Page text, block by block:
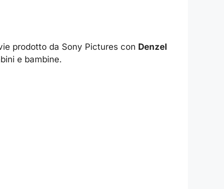
prodotto da Sony Pictures con Denzel
e bambine.